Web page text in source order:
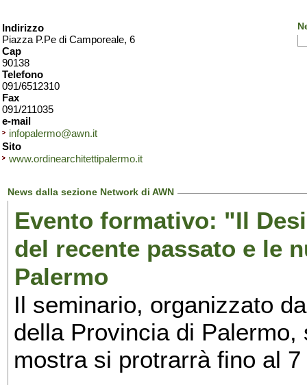
Indirizzo
Piazza P.Pe di Camporeale, 6
Cap
90138
Telefono
091/6512310
Fax
091/211035
e-mail
infopalermo@awn.it
Sito
www.ordinearchitettipalermo.it
News dalla sezione Network di AWN
Evento formativo: "Il
del recente passato e le
Palermo
Il seminario, organizzato
della Provincia di
mostra si protrarrà fino al